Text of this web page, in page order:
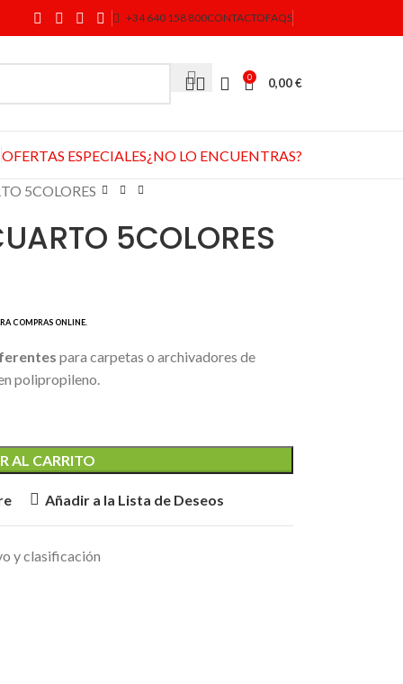
+34 640 158 800CONTACTOFAQS
0 0,00€
OFERTAS ESPECIALES¿NO LO ENCUENTRAS?
5COLORES
5COLORES
para carpetas o archivadores de
polipropileno.
AL CARRITO
Añadir a la Lista de Deseos
y clasificación